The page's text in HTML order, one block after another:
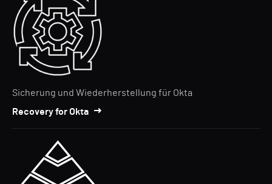
Sicherung und Wiederherstellung für Okta
Recovery for Okta